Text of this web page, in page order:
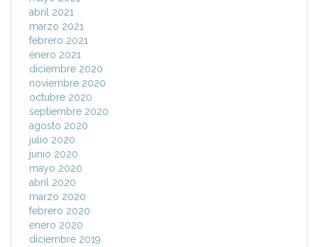
abril 2021
marzo 2021
febrero 2021
enero 2021
diciembre 2020
noviembre 2020
octubre 2020
septiembre 2020
agosto 2020
julio 2020
junio 2020
mayo 2020
abril 2020
marzo 2020
febrero 2020
enero 2020
diciembre 2019